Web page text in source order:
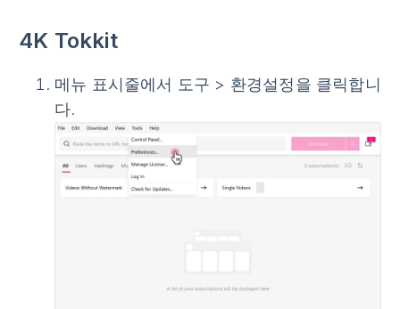
4K Tokkit
메뉴 표시줄에서 도구 > 환경설정을 클릭합니
다.